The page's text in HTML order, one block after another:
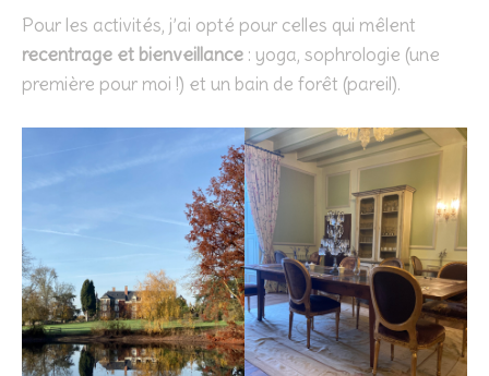
Pour les activités, j’ai opté pour celles qui mêlent
recentrage et bienveillance : yoga, sophrologie (une
première pour moi !) et un bain de forêt (pareil).